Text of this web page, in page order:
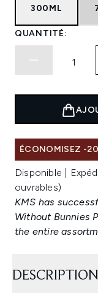
300ML
QUANTITÉ:
ÉCONOMISEZ -
Disponible |
ouvrables)
KMS has
Without Bunnies
the entire
DESCRIPTION